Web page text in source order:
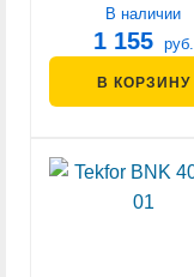
В наличии
1 155 руб.
В КОРЗИНУ